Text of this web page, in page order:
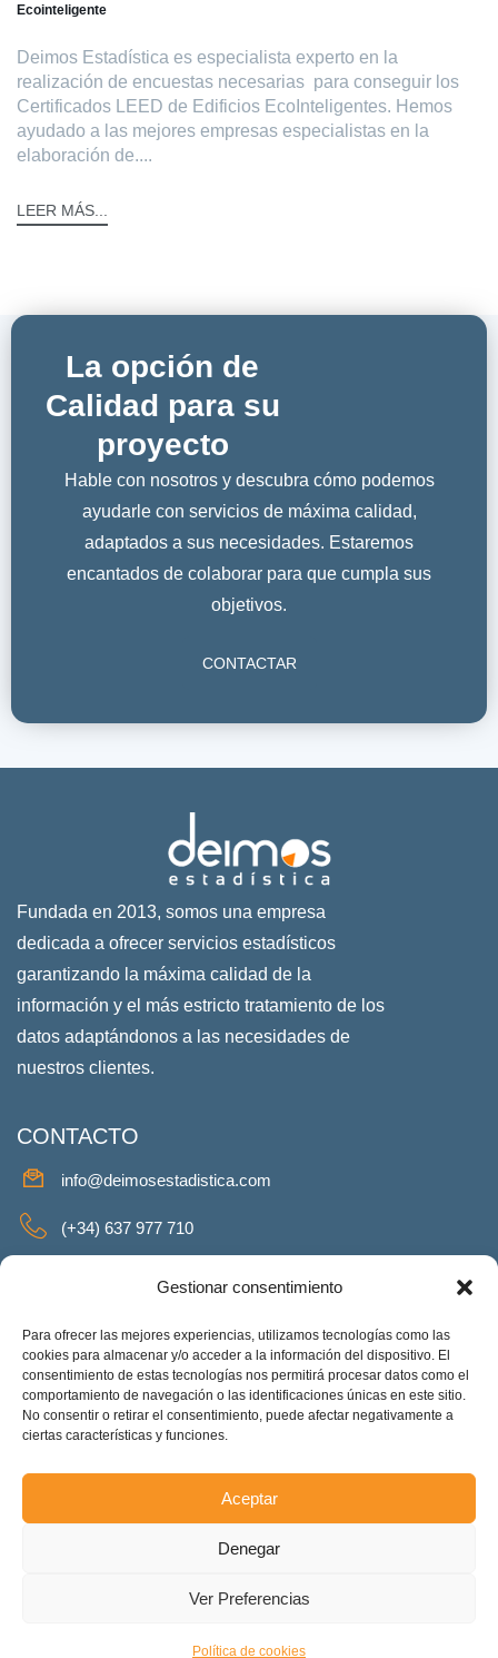
Gestionar consentimiento
Para ofrecer las mejores experiencias, utilizamos tecnologías como las
cookies para almacenar y/o acceder a la información del dispositivo. El
consentimiento de estas tecnologías nos permitirá procesar datos como el
comportamiento de navegación o las identificaciones únicas en este sitio.
No consentir o retirar el consentimiento, puede afectar negativamente a
ciertas características y funciones.
Aceptar
Denegar
Ver Preferencias
Política de cookies
Ecointeligente
Deimos Estadística es especialista experto en la
realización de encuestas necesarias para conseguir los
Certificados LEED de Edificios EcoInteligentes. Hemos
ayudado a las mejores empresas especialistas en la
elaboración de....
LEER MÁS...
La opción de
Calidad para su
proyecto
Hable con nosotros y descubra cómo podemos
ayudarle con servicios de máxima calidad,
adaptados a sus necesidades. Estaremos
encantados de colaborar para que cumpla sus
objetivos.
CONTACTAR
Fundada en 2013, somos una empresa
dedicada a ofrecer servicios estadísticos
garantizando la máxima calidad de la
información y el más estricto tratamiento de los
datos adaptándonos a las necesidades de
nuestros clientes.
CONTACTO
info@deimosestadistica.com
(+34) 637 977 710
REDES SOCIALES
Facebook Twitter
Deimos Estadística S.L. – ES-B90375460. Copyright © 2025.
Todos los derechos reservados.